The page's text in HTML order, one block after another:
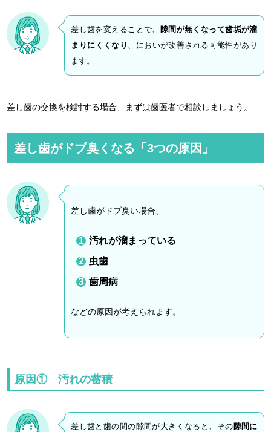
差し歯を変えることで、
隙間が無くなって歯垢が溜
まりにくくなり 、においが改善される可能性があり
ます。
差し歯の交換を検討する場合、まずは歯医者で相談しましょう。
差し歯がドブ臭くなる「3つの原因」
差し歯がドブ臭い場合、
汚れが溜まっている
虫歯
歯周病
などの原因が考えられます。
原因① 汚れの蓄積
差し歯と歯の間の隙間が大きくなると、その 隙間に